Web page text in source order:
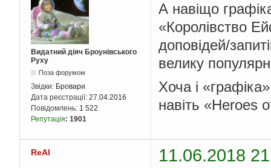
Видатний діяч Броунівського
Руху
Поза форумом
Звідки: Бровари
Дата реєстрації: 27.04.2016
Повідомлень: 1 522
Репутація: 1901
А навіщо
«Королівство
доповідей/
велику
Хоча і
навіть «Heroes
ReAl 11.06.2018